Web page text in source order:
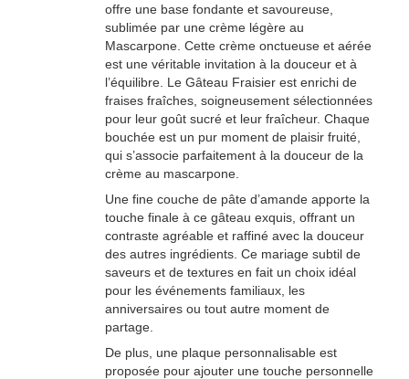
offre une base fondante et savoureuse,
sublimée par une crème légère au
Mascarpone. Cette crème onctueuse et aérée
est une véritable invitation à la douceur et à
l’équilibre. Le Gâteau Fraisier est enrichi de
fraises fraîches, soigneusement sélectionnées
pour leur goût sucré et leur fraîcheur. Chaque
bouchée est un pur moment de plaisir fruité,
qui s’associe parfaitement à la douceur de la
crème au mascarpone.
Une fine couche de pâte d’amande apporte la
touche finale à ce gâteau exquis, offrant un
contraste agréable et raffiné avec la douceur
des autres ingrédients. Ce mariage subtil de
saveurs et de textures en fait un choix idéal
pour les événements familiaux, les
anniversaires ou tout autre moment de
partage.
De plus, une plaque personnalisable est
proposée pour ajouter une touche personnelle